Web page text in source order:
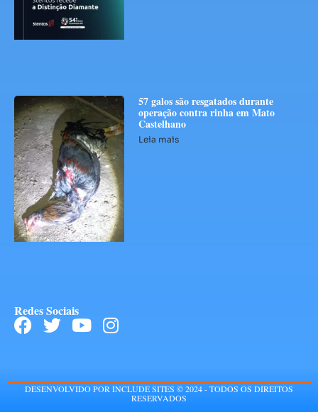
57 galos são resgatados durante
operação contra rinha em Mato
Castelhano
Leia mais
Redes Sociais
DESENVOLVIDO POR INCLUDE SITES © 2024 - TODOS OS DIREITOS
RESERVADOS